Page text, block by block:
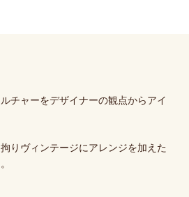
チャーをデザイナーの観点からアイ
りヴィンテージにアレンジを加えた